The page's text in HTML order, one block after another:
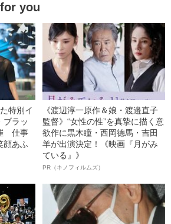
you
特別イ
ブラッ
仕事
顔あふ
《渡辺淳一原作＆娘・渡邉直子
監督》“女性の性”を真摯に描く意
欲作に黒木瞳・西岡德馬・吉田
羊が出演決定！《映画『月がみ
ている』》
PR（キノフィルムズ）